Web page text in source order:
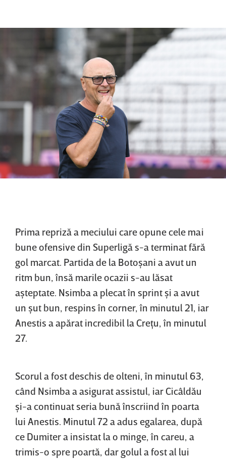
Prima repriză a meciului care opune cele mai
bune ofensive din Superligă s-a terminat fără
gol marcat. Partida de la Botoşani a avut un
ritm bun, însă marile ocazii s-au lăsat
aşteptate. Nsimba a plecat în sprint şi a avut
un şut bun, respins în corner, în minutul 21, iar
Anestis a apărat incredibil la Creţu, în minutul
27.
Scorul a fost deschis de olteni, în minutul 63,
când Nsimba a asigurat assistul, iar Cicâldău
şi-a continuat seria bună înscriind în poarta
lui Anestis. Minutul 72 a adus egalarea, după
ce Dumiter a insistat la o minge, în careu, a
trimis-o spre poartă, dar golul a fost al lui